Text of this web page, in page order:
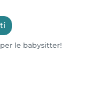
le babysitter!